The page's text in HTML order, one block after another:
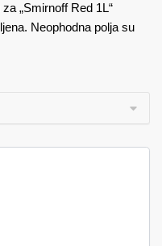
„Smirnoff Red 1L“
Neophodna polja su